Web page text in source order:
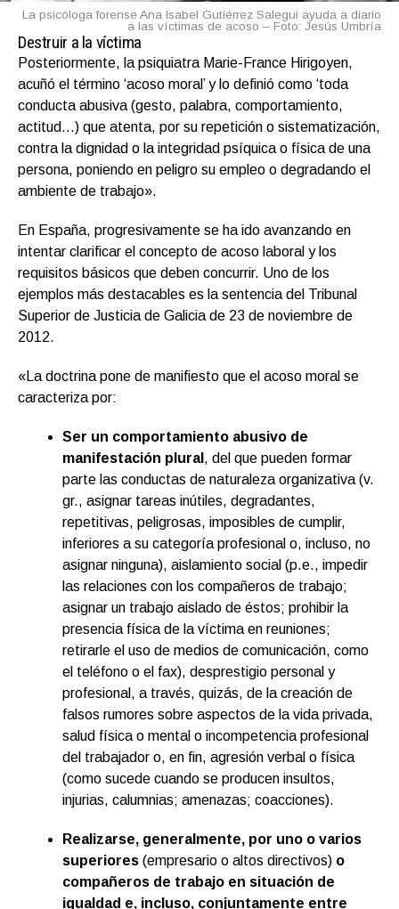
La psicóloga forense Ana Isabel Gutiérrez Salegui ayuda a diario
a las víctimas de acoso – Foto: Jesús Umbría
Destruir a la víctima
Posteriormente, la psiquiatra Marie-France Hirigoyen,
acuñó el término ‘acoso moral’ y lo definió como ‘toda
conducta abusiva (gesto, palabra, comportamiento,
actitud…) que atenta, por su repetición o sistematización,
contra la dignidad o la integridad psíquica o física de una
persona, poniendo en peligro su empleo o degradando el
ambiente de trabajo».
En España, progresivamente se ha ido avanzando en
intentar clarificar el concepto de acoso laboral y los
requisitos básicos que deben concurrir. Uno de los
ejemplos más destacables es la sentencia del Tribunal
Superior de Justicia de Galicia de 23 de noviembre de
2012.
«La doctrina pone de manifiesto que el acoso moral se
caracteriza por:
Ser un comportamiento abusivo de
manifestación plural , del que pueden formar
parte las conductas de naturaleza organizativa (v.
gr., asignar tareas inútiles, degradantes,
repetitivas, peligrosas, imposibles de cumplir,
inferiores a su categoría profesional o, incluso, no
asignar ninguna), aislamiento social (p.e., impedir
las relaciones con los compañeros de trabajo;
asignar un trabajo aislado de éstos; prohibir la
presencia física de la víctima en reuniones;
retirarle el uso de medios de comunicación, como
el teléfono o el fax), desprestigio personal y
profesional, a través, quizás, de la creación de
falsos rumores sobre aspectos de la vida privada,
salud física o mental o incompetencia profesional
del trabajador o, en fin, agresión verbal o física
(como sucede cuando se producen insultos,
injurias, calumnias; amenazas; coacciones).
Realizarse, generalmente, por uno o varios
superiores (empresario o altos directivos) o
compañeros de trabajo en situación de
igualdad e, incluso, conjuntamente entre